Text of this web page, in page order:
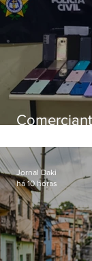
loja
Jornal Daki
há 10 horas